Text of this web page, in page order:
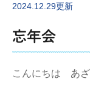
2024.12.29更新
忘年会
こんにちは あざ